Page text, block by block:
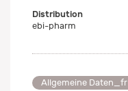
Distribution
ebi-pharm
Allgemeine Daten_fr